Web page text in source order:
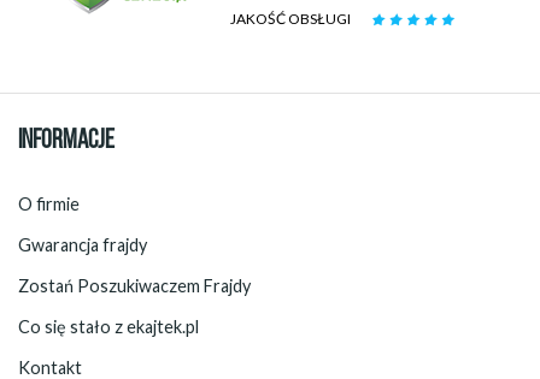
JAKOŚĆ OBSŁUGI
INFORMACJE
O firmie
Gwarancja frajdy
Zostań Poszukiwaczem Frajdy
Co się stało z ekajtek.pl
Kontakt